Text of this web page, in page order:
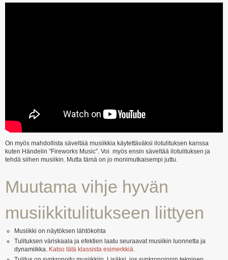
On myös mahdollista säveltää musiikkia käytettäväksi ilotulituksen kanssa
kuten Händelin ”Fireworks Music”. Voi myös ensin säveltää ilotulituksen ja
tehdä siihen musiikin. Mutta tämä on jo monimutkaisempi juttu.
Muutama vihje hyvän
musiikkitulitukseen liittyen
Musiikki on näytöksen lähtökohta
Tulituksen väriskaala ja efektien laatu seuraavat musiikin luonnetta ja
dynamiikka. Katso tätä klassista esimerkkiä.